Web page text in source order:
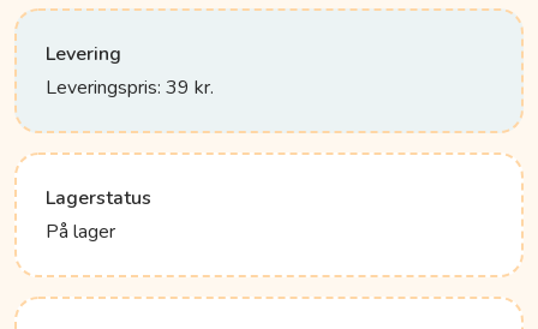
Levering
Leveringspris: 39 kr.
Lagerstatus
På lager